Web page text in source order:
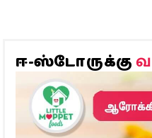
ஈ-ஸ்டோருக்கு